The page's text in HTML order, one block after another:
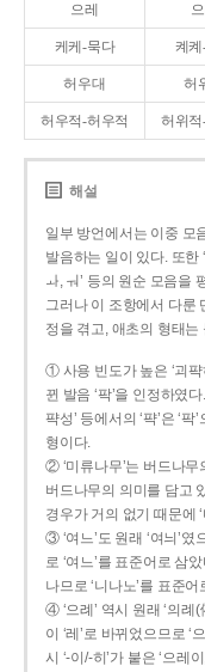
으레
케케-묵다 켸
허우대 허
허우적-허우적 허위적
해설
일부 방언에서는 이중 모
발음하는 일이 있다. 또한
ㅘ, ㅝ’ 등의 원순 모음을
그러나 이 조항에서 다룬
정을 겪고, 애초의 형태
① 사용 빈도가 높은 ‘괴퍅
뀐 발음 ‘팍’을 인정하였
퍅성’ 등에서의 ‘퍅’은 ‘
형이다.
② ‘미류나무’는 버드나무
버드나무의 의미를 담고
경우가 거의 없기 때문에
③ ‘여느’도 원래 ‘여늬’였
로 ‘여느’를 표준어로 삼
나므로 ‘니나노’를 표준
④ ‘으례’ 역시 원래 ‘의례(
이 ‘레’로 바뀌었으므로 ‘
시 ‘-이/-히’가 붙은 ‘으레